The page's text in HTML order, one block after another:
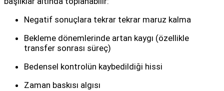
Negatif sonuçlara tekrar tekrar maruz kalma
Bekleme dönemlerinde artan kaygı (özellikle
transfer sonrası süreç)
Bedensel kontrolün kaybedildiği hissi
Zaman baskısı algısı